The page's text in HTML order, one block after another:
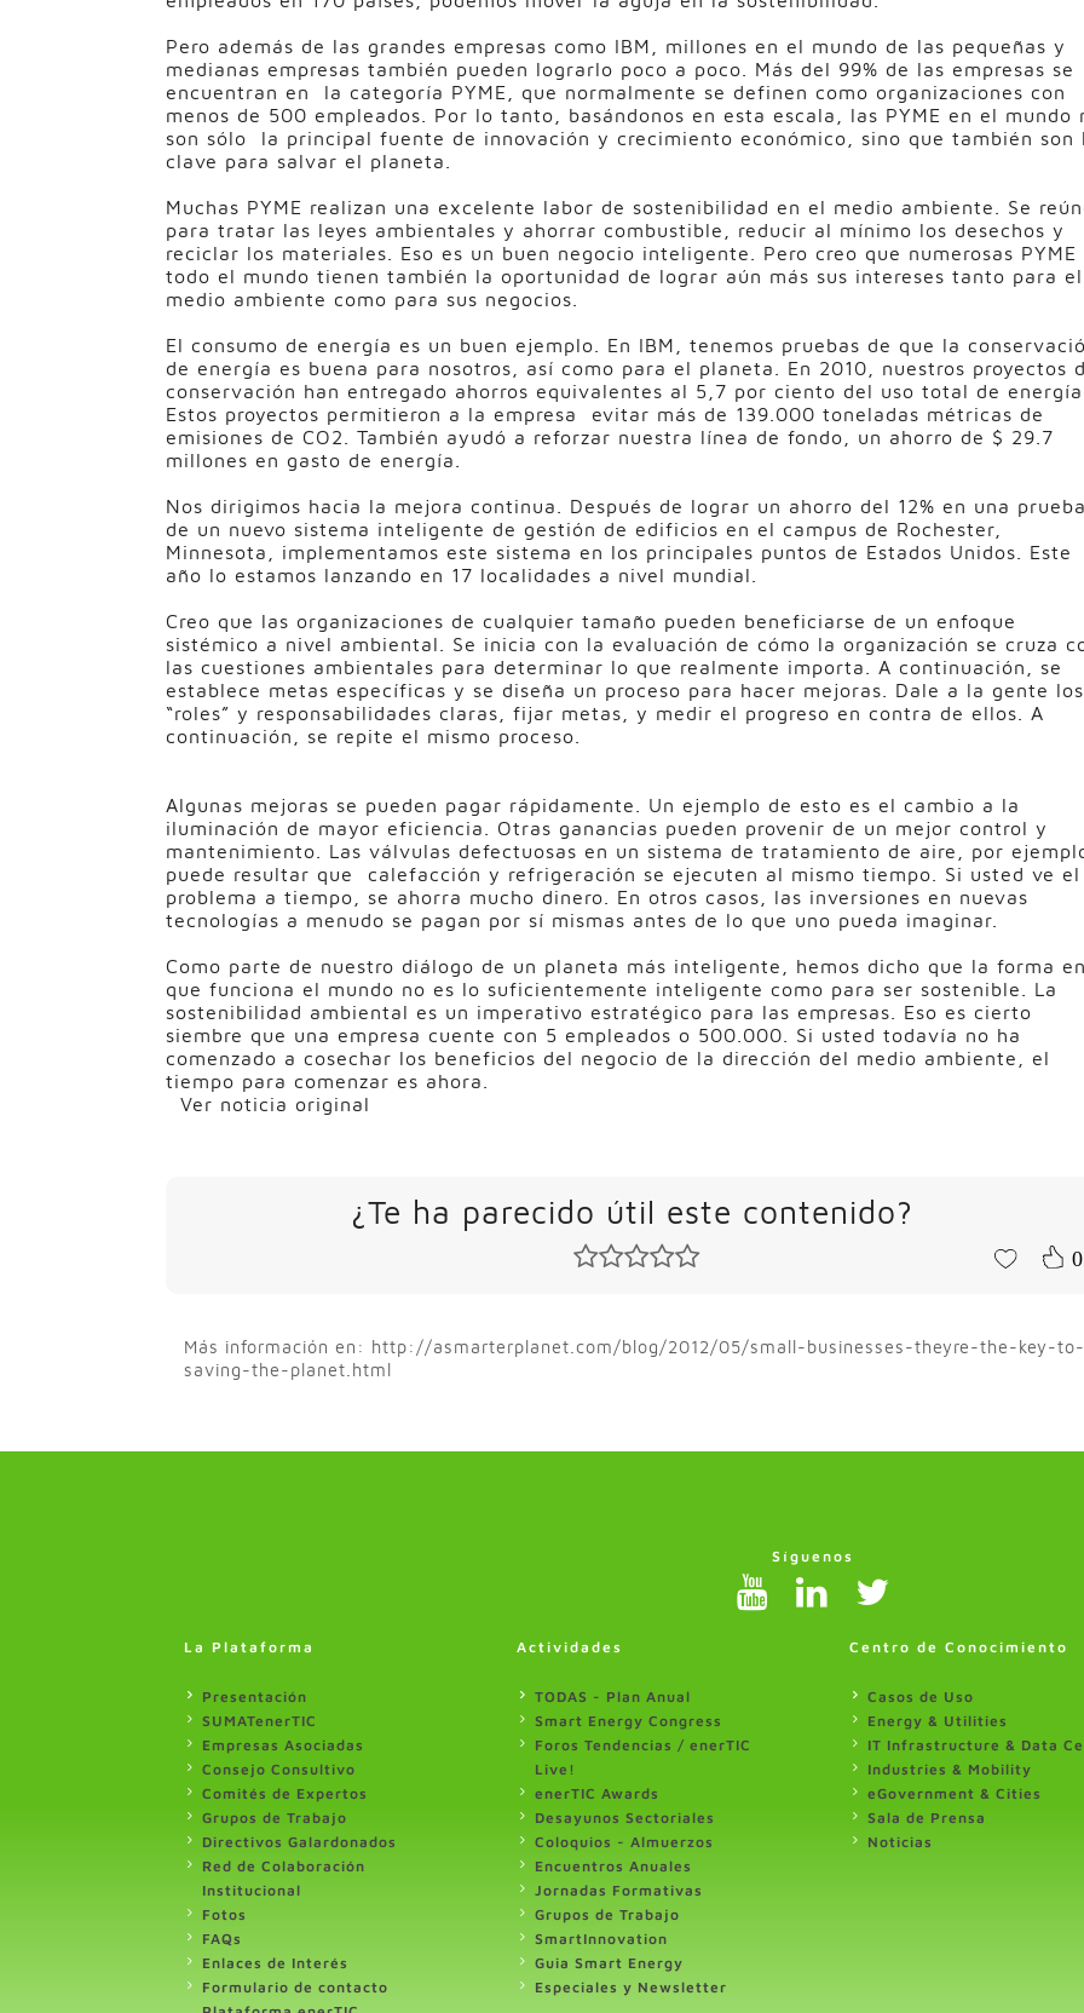
Pero además de las grandes empresas como IBM, millones en el mundo de las pequeñas y
medianas empresas también pueden lograrlo poco a poco. Más del 99% de las empresas se
encuentran en la categoría PYME, que normalmente se definen como organizaciones con
menos de 500 empleados. Por lo tanto, basándonos en esta escala, las PYME en el mundo
son sólo la principal fuente de innovación y crecimiento económico, sino que también son
clave para salvar el planeta.
Muchas PYME realizan una excelente labor de sostenibilidad en el medio ambiente. Se
para tratar las leyes ambientales y ahorrar combustible, reducir al mínimo los desechos y
reciclar los materiales. Eso es un buen negocio inteligente. Pero creo que numerosas PYME
todo el mundo tienen también la oportunidad de lograr aún más sus intereses tanto para el
medio ambiente como para sus negocios.
El consumo de energía es un buen ejemplo. En IBM, tenemos pruebas de que la
de energía es buena para nosotros, así como para el planeta. En 2010, nuestros proyectos
conservación han entregado ahorros equivalentes al 5,7 por ciento del uso total de energía.
Estos proyectos permitieron a la empresa evitar más de 139.000 toneladas métricas de
emisiones de CO2. También ayudó a reforzar nuestra línea de fondo, un ahorro de $ 29.7
millones en gasto de energía.
Nos dirigimos hacia la mejora continua. Después de lograr un ahorro del 12% en una prueba
de un nuevo sistema inteligente de gestión de edificios en el campus de Rochester,
Minnesota, implementamos este sistema en los principales puntos de Estados Unidos. Este
año lo estamos lanzando en 17 localidades a nivel mundial.
Creo que las organizaciones de cualquier tamaño pueden beneficiarse de un enfoque
sistémico a nivel ambiental. Se inicia con la evaluación de cómo la organización se cruza
las cuestiones ambientales para determinar lo que realmente importa. A continuación, se
establece metas específicas y se diseña un proceso para hacer mejoras. Dale a la gente los
“roles” y responsabilidades claras, fijar metas, y medir el progreso en contra de ellos. A
continuación, se repite el mismo proceso.
Algunas mejoras se pueden pagar rápidamente. Un ejemplo de esto es el cambio a la
iluminación de mayor eficiencia. Otras ganancias pueden provenir de un mejor control y
mantenimiento. Las válvulas defectuosas en un sistema de tratamiento de aire, por
puede resultar que calefacción y refrigeración se ejecuten al mismo tiempo. Si usted ve el
problema a tiempo, se ahorra mucho dinero. En otros casos, las inversiones en nuevas
tecnologías a menudo se pagan por sí mismas antes de lo que uno pueda imaginar.
Como parte de nuestro diálogo de un planeta más inteligente, hemos dicho que la forma en
que funciona el mundo no es lo suficientemente inteligente como para ser sostenible. La
sostenibilidad ambiental es un imperativo estratégico para las empresas. Eso es cierto
siembre que una empresa cuente con 5 empleados o 500.000. Si usted todavía no ha
comenzado a cosechar los beneficios del negocio de la dirección del medio ambiente, el
tiempo para comenzar es ahora.
Ver noticia original
¿Te ha parecido útil este contenido?
0
Más información en: http://asmarterplanet.com/blog/2012/05/small-businesses-theyre-the-key-to-
saving-the-planet.html
Síguenos
La Plataforma
Presentación
SUMATenerTIC
Empresas Asociadas
Consejo Consultivo
Comités de Expertos
Grupos de Trabajo
Directivos Galardonados
Red de Colaboración
Institucional
Fotos
FAQs
Enlaces de Interés
Formulario de contacto
Actividades
TODAS - Plan Anual
Smart Energy Congress
Foros Tendencias / enerTIC
Live!
enerTIC Awards
Desayunos Sectoriales
Coloquios - Almuerzos
Encuentros Anuales
Jornadas Formativas
Grupos de Trabajo
SmartInnovation
Guia Smart Energy
Especiales y Newsletter
Centro de Conocimiento
Casos de Uso
Energy & Utilities
IT Infrastructure & Data
Industries & Mobility
eGovernment & Cities
Sala de Prensa
Noticias